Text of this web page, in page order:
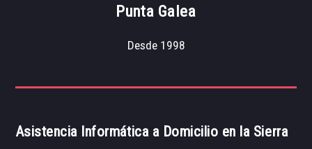
Punta Galea
Desde 1998
Asistencia Informática a Domicilio en la Sierra